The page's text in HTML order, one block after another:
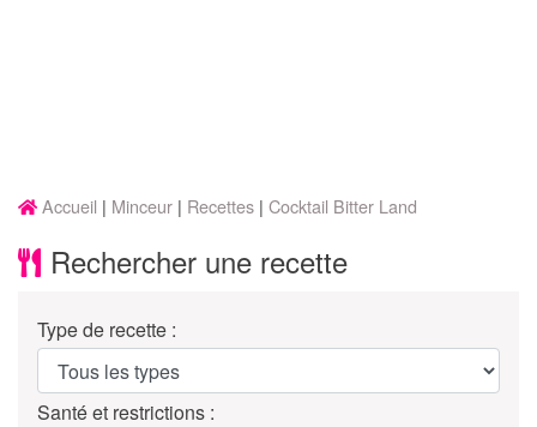
Accueil Minceur Recettes Cocktail Bitter Land
Rechercher une recette
Type de recette :
Santé et restrictions :